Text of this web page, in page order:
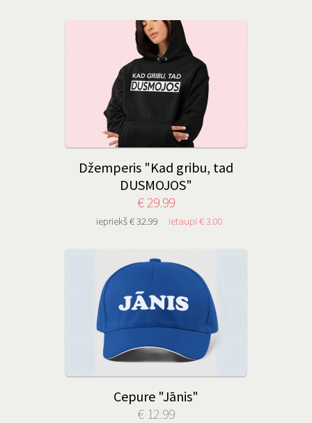
Džemperis "Kad gribu, tad
DUSMOJOS"
€ 29.99
iepriekš € 32.99 ietaupi € 3.00
Cepure "Jānis"
€ 12.99